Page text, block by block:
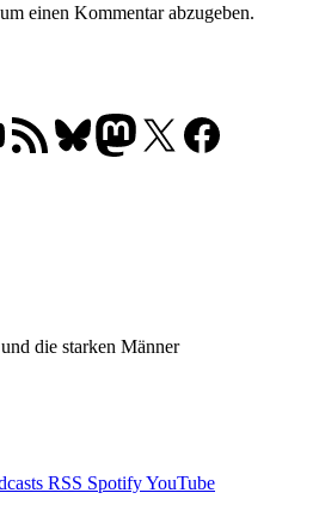
einen Kommentar abzugeben.
Instagram
YouTube-Kanal
RSS-FeedBluesky
Folgt uns auf Mastodon
X Folgt uns auf
die starken Männer
RSS SpotifyYouTube